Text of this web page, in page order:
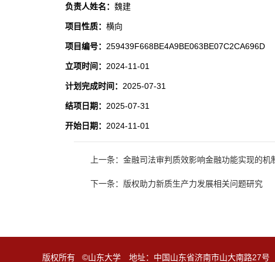
负责人姓名： 魏建
项目性质： 横向
项目编号： 259439F668BE4A9BE063BE07C2CA696D
立项时间： 2024-11-01
计划完成时间： 2025-07-31
结项日期： 2025-07-31
开始日期： 2024-11-01
上一条：金融司法审判质效影响金融功能实现的机
下一条：版权助力新质生产力发展相关问题研究
版权所有 ©山东大学 地址：中国山东省济南市山大南路27